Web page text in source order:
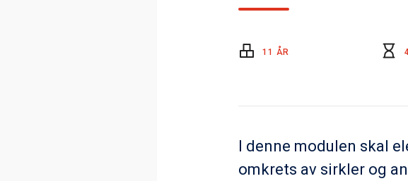
11 ÅR
I denne modulen skal
omkrets av sirkler og